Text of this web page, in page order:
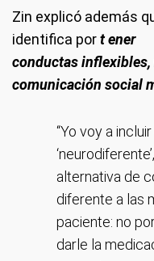
Zin explicó además
identifica portener
conductas inflexibles,
comunicación social
“Yo voy a
alternativa de
diferente a las
paciente: no
darle la